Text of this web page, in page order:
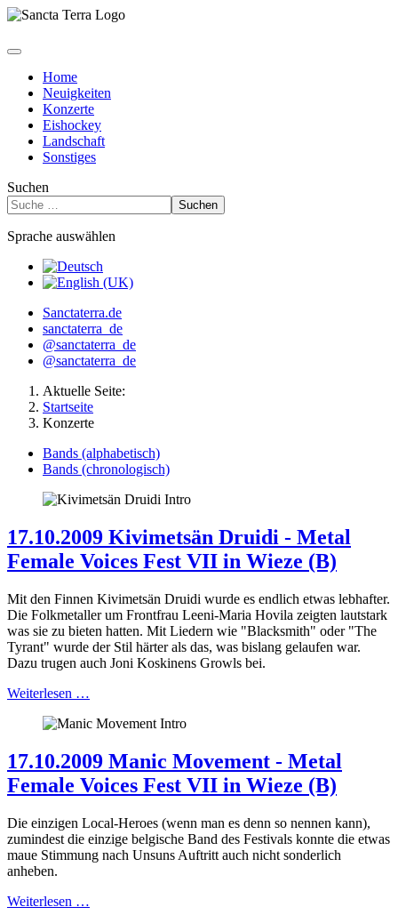
Home
Neuigkeiten
Konzerte
Eishockey
Landschaft
Sonstiges
Suchen
Suchen
Sprache auswählen
Sanctaterra.de
sanctaterra_de
@sanctaterra_de
@sanctaterra_de
Aktuelle Seite:
Startseite
Konzerte
Bands (alphabetisch)
Bands (chronologisch)
17.10.2009 Kivimetsän Druidi - Metal
Female Voices Fest VII in Wieze (B)
Mit den Finnen Kivimetsän Druidi wurde es endlich etwas lebhafter.
Die Folkmetaller um Frontfrau Leeni-Maria Hovila zeigten lautstark
was sie zu bieten hatten. Mit Liedern wie "Blacksmith" oder "The
Tyrant" wurde der Stil härter als das, was bislang gelaufen war.
Dazu trugen auch Joni Koskinens Growls bei.
Weiterlesen …
17.10.2009 Manic Movement - Metal
Female Voices Fest VII in Wieze (B)
Die einzigen Local-Heroes (wenn man es denn so nennen kann),
zumindest die einzige belgische Band des Festivals konnte die etwas
maue Stimmung nach Unsuns Auftritt auch nicht sonderlich
anheben.
Weiterlesen …